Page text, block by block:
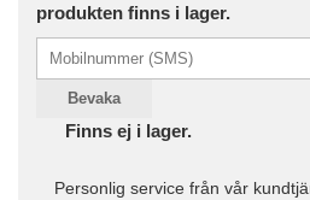
produkten finns i lager.
Bevaka
Finns ej i lager.
Personlig service från vår